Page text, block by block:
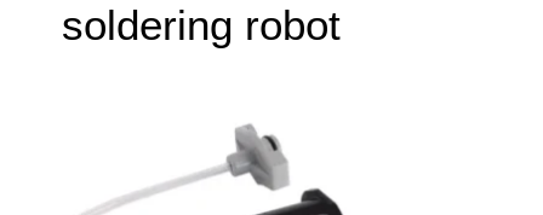
soldering robot